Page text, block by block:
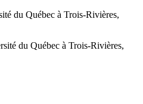
du Québec à Trois-Rivières,
du Québec à Trois-Rivières,